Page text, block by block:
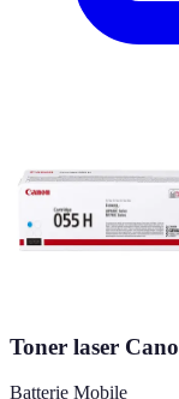
Toner laser
Batterie Mobile